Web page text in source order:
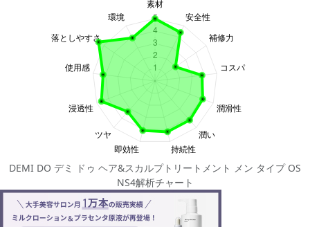
DEMI DO デミ ドゥ ヘア&スカルプトリートメント メン タイプ OS
NS4解析チャート